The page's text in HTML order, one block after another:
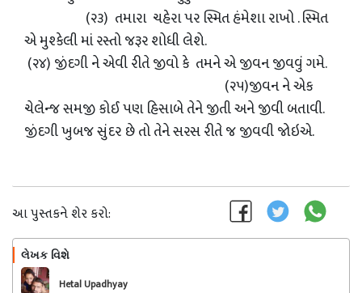
(૨૩) તમારા ચહેરા પર સ્મિત હંમેશા રાખો . સ્મિત
એ મુશ્કેલી માં રસ્તો જરૂર શોધી લેશે.
(૨૪) જીંદગી ને એવી રીતે જીવો કે તમને એ જીવન જીવવું ગમે.
(૨૫)જીવન ને એક
ચેલેન્જ સમજી કોઈ પણ હિસાબે તેને જીતી અને જીવી બતાવી.
જીંદગી ખુબજ સુંદર છે તો તેને સરસ રીતે જ જીવવી જોઇએ.
આ પુસ્તકને શેર કરો:
લેખક વિશે
Hetal Upadhyay